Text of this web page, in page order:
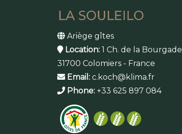
Ariège gîtes
Location: 1 Ch. de la Bourgade
31700 Colomiers - France
Email: c.koch@klima.fr
Phone: +33 625 897 084